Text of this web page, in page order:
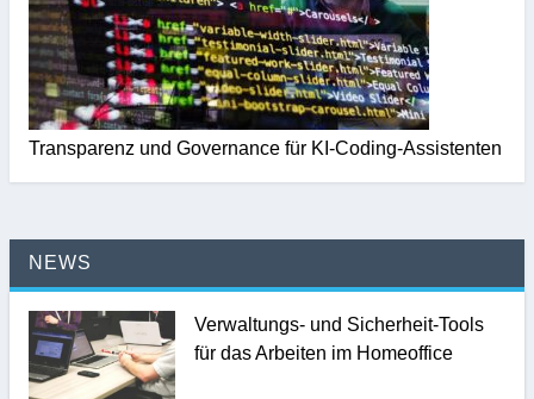
Transparenz und Governance für KI-Coding-Assistenten
NEWS
Verwaltungs- und Sicherheit-Tools
für das Arbeiten im Homeoffice